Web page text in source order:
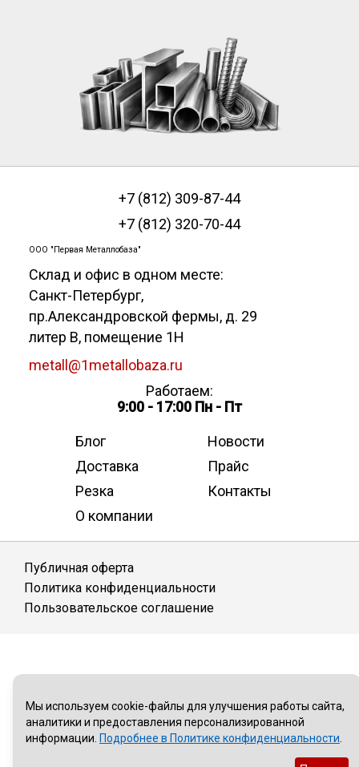
+7 (812) 309-87-44
+7 (812) 320-70-44
ООО "Первая Металлобаза"
Склад и офис в одном месте:
Санкт-Петербург,
пр.Александровской фермы, д. 29
литер В, помещение 1Н
metall@1metallobaza.ru
Работаем:
9:00 - 17:00 Пн - Пт
Блог
Новости
Доставка
Прайс
Резка
Контакты
О компании
Публичная оферта
Политика конфиденциальности
Пользовательское соглашение
Мы используем cookie-файлы для улучшения работы сайта,
аналитики и предоставления персонализированной
информации. Подробнее в Политике конфиденциальности